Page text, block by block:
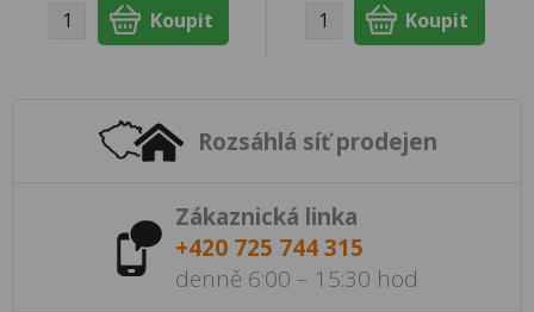
Rozsáhlá síť prodejen
Zákaznická linka
+420 725 744 315
denně 6:00 – 15:30 hod